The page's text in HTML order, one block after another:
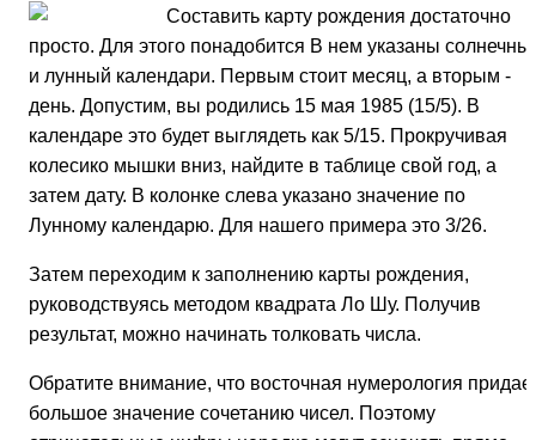
Составить карту рождения достаточно
просто. Для этого понадобится В нем указаны
и лунный календари. Первым стоит месяц, а вторым -
день. Допустим, вы родились 15 мая 1985 (15/5). В
календаре это будет выглядеть как 5/15. Прокручивая
колесико мышки вниз, найдите в таблице свой год, а
затем дату. В колонке слева указано значение по
Лунному календарю. Для нашего примера это 3/26.
Затем переходим к заполнению карты рождения,
руководствуясь методом квадрата Ло Шу. Получив
результат, можно начинать толковать числа.
Обратите внимание, что восточная нумерология
большое значение сочетанию чисел. Поэтому